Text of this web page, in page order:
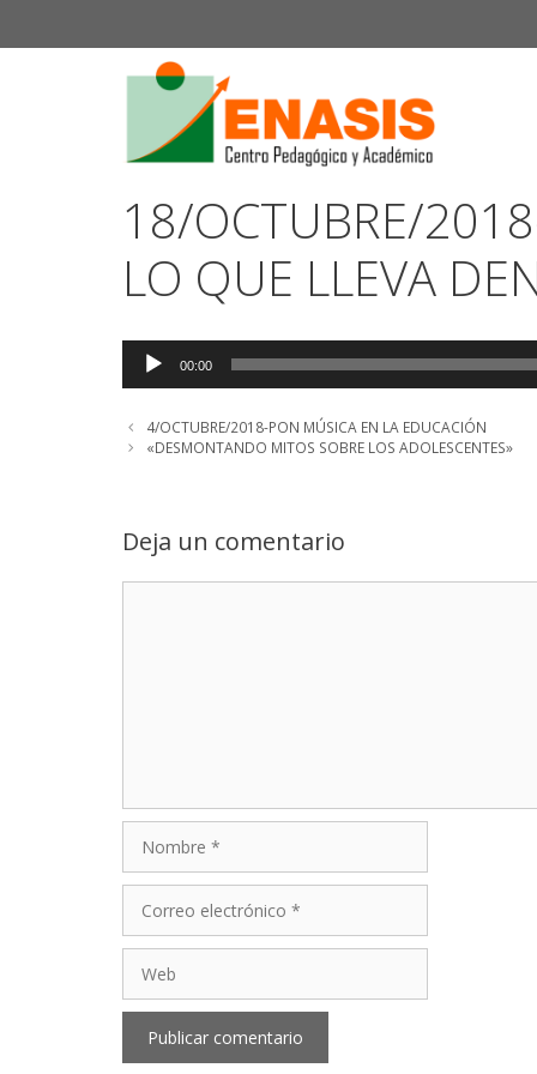
18/OCTUBRE/
LO QUE LLEVA
Reproductor
00:00
4/OCTUBRE/2018-PON MÚSICA EN LA EDUCACIÓN
«DESMONTANDO MITOS SOBRE LOS ADOLESCENTES»
Deja un comentario
electrónico